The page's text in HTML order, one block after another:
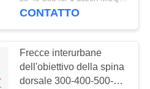
a lunga distanza arco
CONTATTO
Frecce interurbane
dell'obiettivo della spina
dorsale 300-400-500-